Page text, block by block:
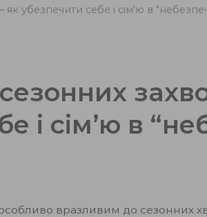
убезпечити себе і сім'ю в
і сім’ю в
особливо вразливим до сезонних